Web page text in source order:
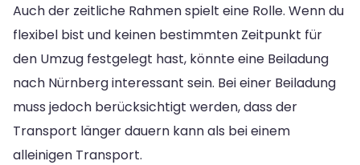
Auch der zeitliche Rahmen spielt eine Rolle. Wenn du
flexibel bist und keinen bestimmten Zeitpunkt für
den Umzug festgelegt hast, könnte eine Beiladung
nach Nürnberg interessant sein. Bei einer Beiladung
muss jedoch berücksichtigt werden, dass der
Transport länger dauern kann als bei einem
alleinigen Transport.